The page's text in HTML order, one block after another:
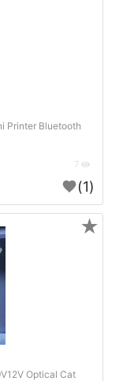
Printer Bluetooth
(1)
Optical Cat
★